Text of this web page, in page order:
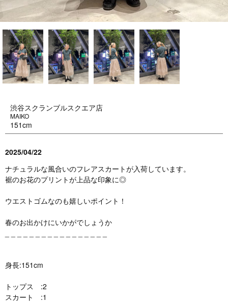
渋谷スクランブルスクエア店
MAIKO
151cm
2025/04/22
ナチュラルな風合いのフレアスカートが入荷しています。
裾のお花のプリントが上品な印象に◎
ウエストゴムなのも嬉しいポイント！
春のお出かけにいかがでしょうか
身長:151cm
トップス :2
スカート :1